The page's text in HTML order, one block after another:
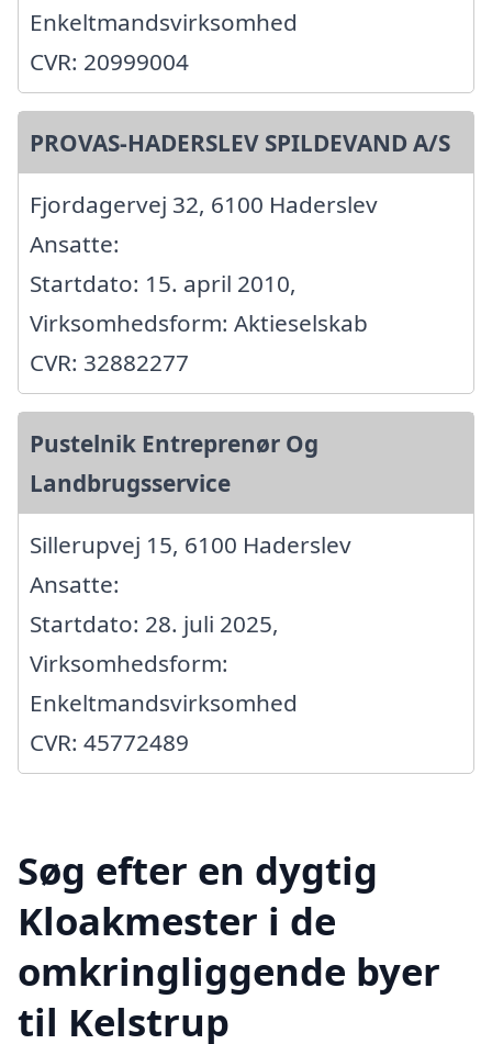
Enkeltmandsvirksomhed
CVR: 20999004
PROVAS-HADERSLEV SPILDEVAND A/S
Fjordagervej 32, 6100 Haderslev
Ansatte:
Startdato: 15. april 2010,
Virksomhedsform: Aktieselskab
CVR: 32882277
Pustelnik Entreprenør Og
Landbrugsservice
Sillerupvej 15, 6100 Haderslev
Ansatte:
Startdato: 28. juli 2025,
Virksomhedsform:
Enkeltmandsvirksomhed
CVR: 45772489
Søg efter en dygtig
Kloakmester i de
omkringliggende byer
til Kelstrup